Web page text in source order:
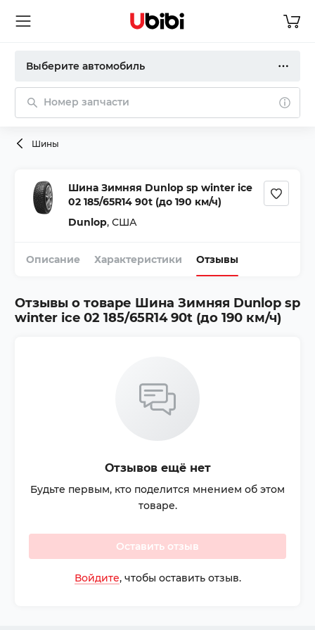
Выберите автомобиль
Номер запчасти
Шины
Шина Зимняя Dunlop sp winter ice
02 185/65R14 90t (до 190 км/ч)
Dunlop, США
Описание Характеристики Отзывы
Отзывы о товаре Шина Зимняя Dunlop sp
winter ice 02 185/65R14 90t (до 190 км/ч)
Отзывов ещё нет
Будьте первым, кто поделится мнением об этом
товаре.
Оставить отзыв
Войдите, чтобы оставить отзыв.